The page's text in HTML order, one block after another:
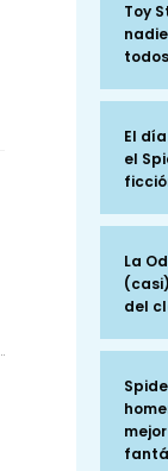
Toy
El
el
La
del